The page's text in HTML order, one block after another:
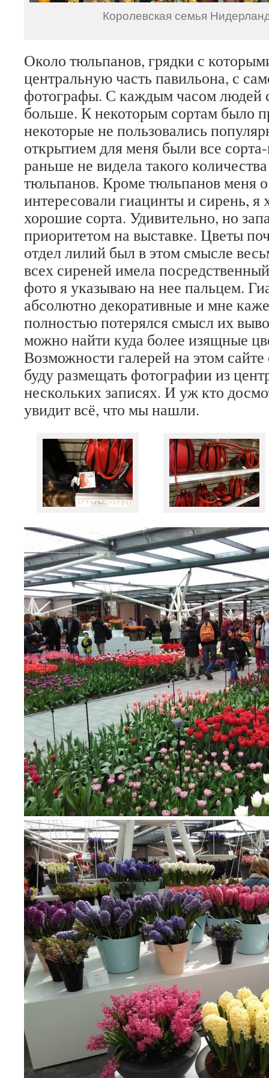
Королевская семья
Около тюльпанов, грядки с
центральную часть павильона, с
фотографы. С каждым часом людей
больше. К некоторым сортам было
некоторые не пользовались
открытием для меня были все
раньше не видела такого
тюльпанов. Кроме тюльпанов меня
интересовали гиацинты и сирень, я
хорошие сорта. Удивительно, но
приоритетом на выставке. Цветы
отдел лилий был в этом смысле
всех сиреней имела
фото я указываю на нее пальцем.
абсолютно декоративные и мне
полностью потерялся смысл их
можно найти куда более изящные
Возможности галерей на этом
буду размещать фотографии из
нескольких записях. И уж кто
увидит всё, что мы нашли.